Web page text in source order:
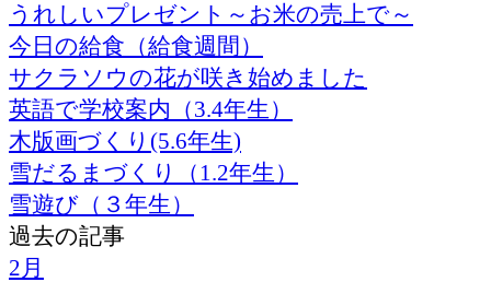
うれしいプレゼント～お米の売上で～
今日の給食（給食週間）
サクラソウの花が咲き始めました
英語で学校案内（3.4年生）
木版画づくり(5.6年生)
雪だるまづくり（1.2年生）
雪遊び（３年生）
過去の記事
2月